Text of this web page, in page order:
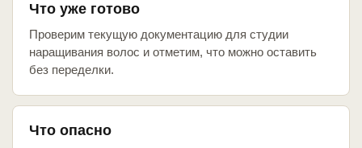
Что уже готово
Проверим текущую документацию для студии
наращивания волос и отметим, что можно оставить
без переделки.
Что опасно